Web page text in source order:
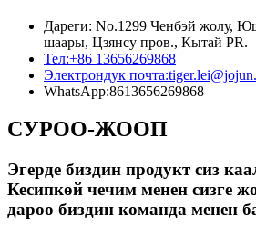
Дареги: No.1299 Ченбэй жолу,
шаары, Цзянсу пров., Кытай PR.
Тел:+86 13656269868
Электрондук почта:
WhatsApp:8613656269868
СУРОО-ЖООП
Эгерде биздин продукт сиз
Кесипкөй чечим менен сизге
дароо биздин команда менен